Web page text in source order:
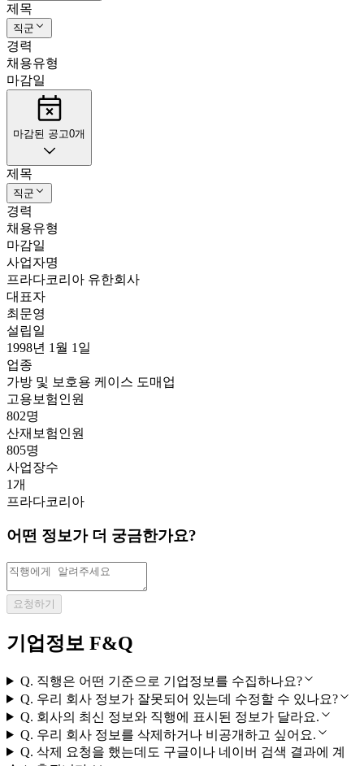
제목
직군
경력
채용유형
마감일
마감된 공고0개
제목
직군
경력
채용유형
마감일
사업자명
프라다코리아 유한회사
대표자
최문영
설립일
1998년 1월 1일
업종
가방 및 보호용 케이스 도매업
고용보험인원
802명
산재보험인원
805명
사업장수
1개
프라다코리아
어떤 정보가 더 궁금한가요?
요청하기
기업정보 F&Q
Q. 직행은 어떤 기준으로 기업정보를 수집하나요?
Q. 우리 회사 정보가 잘못되어 있는데 수정할 수 있나요?
Q. 회사의 최신 정보와 직행에 표시된 정보가 달라요.
Q. 우리 회사 정보를 삭제하거나 비공개하고 싶어요.
Q. 삭제 요청을 했는데도 구글이나 네이버 검색 결과에 계